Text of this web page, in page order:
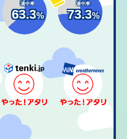
適中率
63.3%
適中率
73.3%